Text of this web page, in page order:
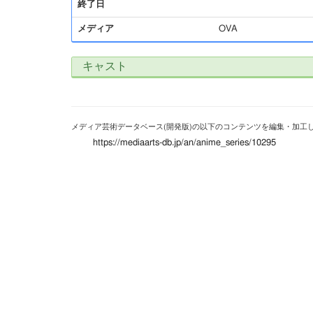
終了日
メディア OVA
キャスト
メディア芸術データベース(開発版)の以下のコンテンツを編集・加工
https://mediaarts-db.jp/an/anime_series/10295